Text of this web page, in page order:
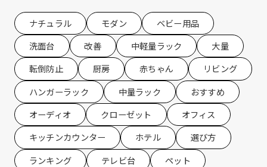
ナチュラル モダン
ベビー用品
洗面台
改善 中軽量ラック
大量
転倒防止
厨房 赤ちゃん
リビング
ハンガーラック
中量ラック
おすすめ
オーディオ
クローゼット
オフィス
キッチンカウンター
ホテル
選び方
ランキング
テレビ台
ペット